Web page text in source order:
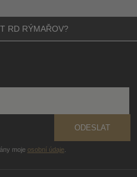
RD RÝMAŘOV?
ODESLAT
moje osobní údaje